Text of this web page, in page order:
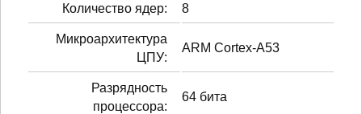
Количество ядер: 8
Микроархитектура
ЦПУ:
ARM Cortex-A53
Разрядность
процессора:
64 бита